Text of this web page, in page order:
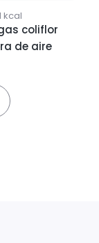
kcal
coliflor
de aire